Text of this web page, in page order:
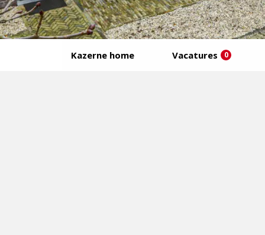
Kazerne home Vacatures 0